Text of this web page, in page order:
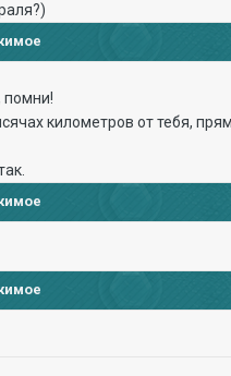
помни!
километров от тебя,